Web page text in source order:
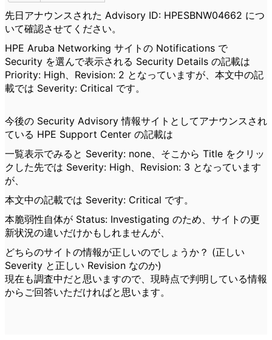
先日アナウンスされた Advisory ID: HPESBNW04662 につ
いて確認させてください。
HPE Aruba Networking サイトの Notifications で
Security を選んで表示される Security Details の記載は
Priority: High、Revision: 2 となっていますが、本文中の記
載では Severity: Critical です。
今後の Security Advisory 情報サイトとしてアナウンスされ
ている HPE Support Center の記載は
一覧表示でみると Severity: none、そこから Title をクリッ
クした先では Severity: High、Revision: 3 となっています
が、
本文中の記載では Severity: Critical です。
本脆弱性自体が Status: Investigating のため、サイトの更
新状況の違いだけかもしれませんが、
どちらのサイトの情報が正しいのでしょうか？ (正しい
Severity と正しい Revision なのか)
現在も調査中だと思いますので、現時点で判明している情報
からご回答いただければと思います。